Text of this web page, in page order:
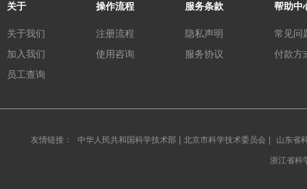
关于
关于我们
加入我们
员工查询
操作流程
注册流程
使用咨询
服务条款
隐私声明
服务协议
帮助中
常见问
付款方
友情链接： 中华人民共和国科学技术部 北京市科学技术委员会 山东省
浙江省科